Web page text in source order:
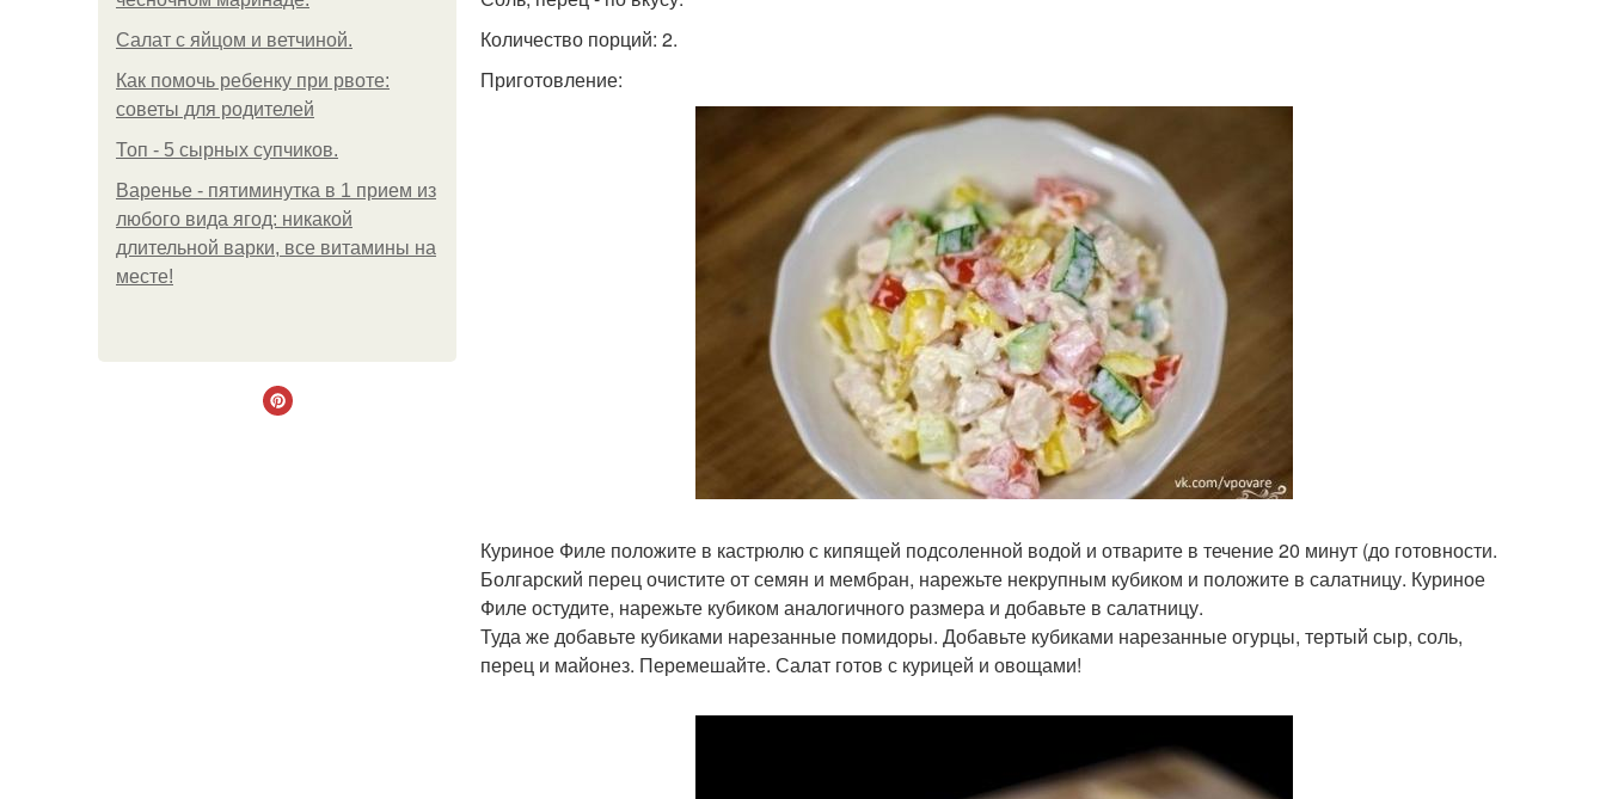
Салат с яйцом и ветчиной.
Как помочь ребенку при рвоте:
советы для родителей
Топ - 5 сырных супчиков.
Варенье - пятиминутка в 1 прием из
любого вида ягод: никакой
длительной варки, все витамины на
месте!
Количество порций: 2.
Приготовление:
Куриное Филе положите в кастрюлю с кипящей подсоленной водой и отварите в течение 20 минут (до готовности.
Болгарский перец очистите от семян и мембран, нарежьте некрупным кубиком и положите в салатницу. Куриное
Филе остудите, нарежьте кубиком аналогичного размера и добавьте в салатницу.
Туда же добавьте кубиками нарезанные помидоры. Добавьте кубиками нарезанные огурцы, тертый сыр, соль,
перец и майонез. Перемешайте. Салат готов с курицей и овощами!